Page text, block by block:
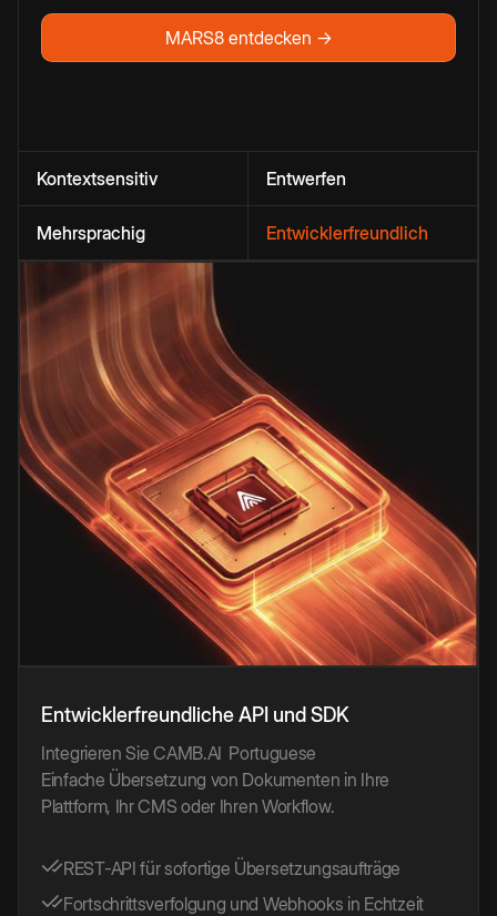
MARS8 entdecken →
Kontextsensitiv Entwerfen
Mehrsprachig Entwicklerfreundlich
Entwicklerfreundliche API und SDK
Integrieren Sie CAMB.AI Portuguese
Einfache Übersetzung von Dokumenten in Ihre
Plattform, Ihr CMS oder Ihren Workflow.
REST-API für sofortige Übersetzungsaufträge
Fortschrittsverfolgung und Webhooks in Echtzeit